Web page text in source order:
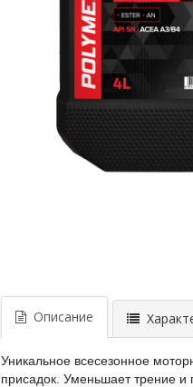
Описание
Уникальное всесезонное
присадок. Уменьшает трение